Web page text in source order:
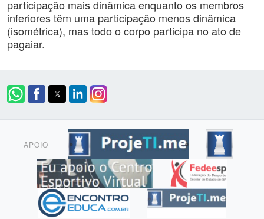
participação mais dinâmica enquanto os membros
inferiores têm uma participação menos dinâmica
(isométrica), mas todo o corpo participa no ato de
pagaiar.
APOIO